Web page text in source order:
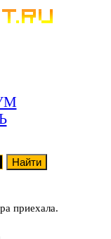
приехала.